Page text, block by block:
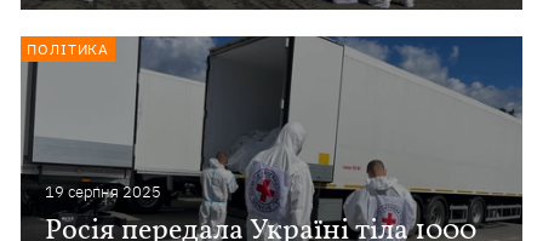
19 серпня 2025
Росія передала Україні тіла 1000
ПОЛІТИКА